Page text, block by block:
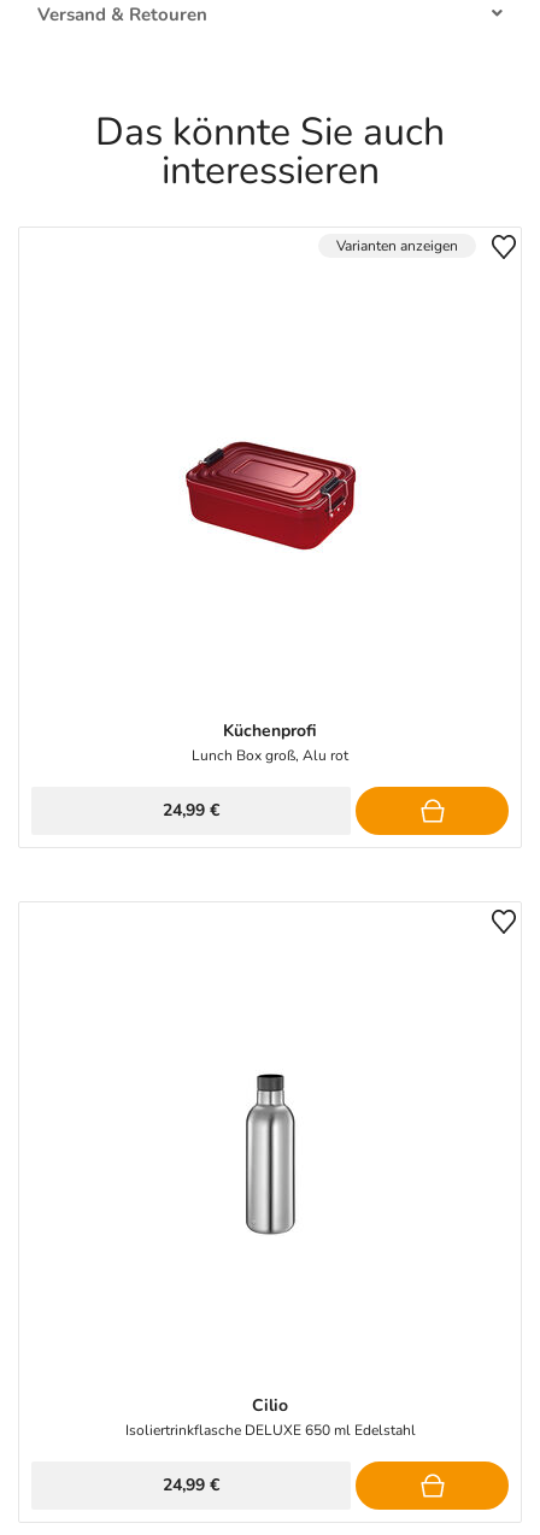
Versand & Retouren
Das könnte Sie auch
interessieren
Varianten anzeigen
Küchenprofi
Lunch Box groß, Alu rot
24,99 €
Cilio
Isoliertrinkflasche DELUXE 650 ml Edelstahl
24,99 €